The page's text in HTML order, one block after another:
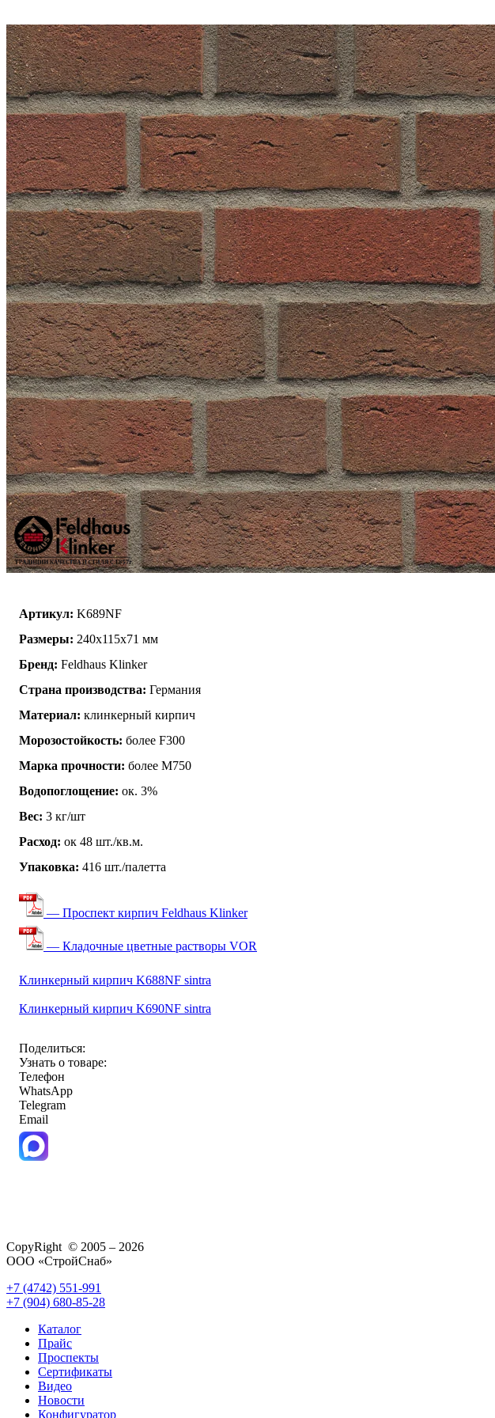
Артикул: K689NF
Размеры: 240х115х71 мм
Бренд: Feldhaus Klinker
Страна производства: Германия
Материал: клинкерный кирпич
Морозостойкость: более F300
Марка прочности: более М750
Водопоглощение: ок. 3%
Вес: 3 кг/шт
Расход: ок 48 шт./кв.м.
Упаковка: 416 шт./палетта
— Проспект кирпич Feldhaus Klinker
— Кладочные цветные растворы VOR
Клинкерный кирпич K688NF sintra
Клинкерный кирпич K690NF sintra
Поделиться:
Узнать о товаре:
Телефон
WhatsApp
Telegram
Email
CopyRight © 2005 – 2026
ООО «СтройСнаб»
+7 (4742) 551-991
+7 (904) 680-85-28
Каталог
Прайс
Проспекты
Сертификаты
Видео
Новости
Конфигуратор